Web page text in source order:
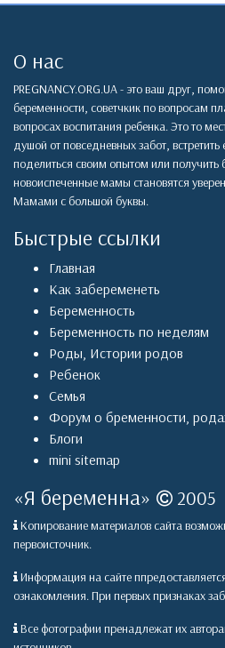
О нас
PREGNANCY.ORG.UA - это ваш друг,
беременности, советчкик по вопросам
вопросах воспитания ребенка. Это то
душой от повседневных забот,
поделиться своим опытом или получить
новоиспеченные мамы становятся
Мамами с большой буквы.
Быстрые ссылки
Главная
Как забеременеть
Беременность
Беременность по неделям
Роды Истории родов
Ребенок
Семья
Форум о бременности,
Блоги
mini sitemap
«Я беременна» 2005
Копирование материалов сайта
первоисточник.
Информация на сайте
ознакомления. При первых признаках
Все фотографии пренадлежат их